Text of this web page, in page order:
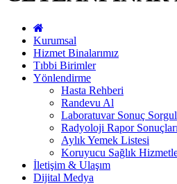
Kurumsal
Hizmet Binalarımız
Tıbbi Birimler
Yönlendirme
Hasta Rehberi
Randevu Al
Laboratuvar Sonuç
Radyoloji Rapor Sonuçları
Aylık Yemek Listesi
Koruyucu Sağlık
İletişim & Ulaşım
Dijital Medya